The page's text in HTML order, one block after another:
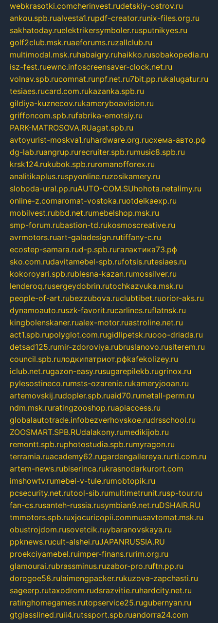
webkrasotki.comcherinvest.rudetskiy-ostrov.ru
ankou.spb.rualvesta1.rupdf-creator.runix-files.org.ru
sakhatoday.ruelektrikersymboler.rusputnikyes.ru
golf2club.msk.ruaeforums.ruzallclub.ru
multimodal.msk.ruhabaigry.ruhaikko.rusobakopedia.ru
isz-fest.ruewnc.infoscreensaver-clock.net.ru
volnav.spb.rucomnat.runpf.net.ru7bit.pp.rukalugatur.ru
tesiaes.rucard.com.rukazanka.spb.ru
gildiya-kuznecov.rukameryboavision.ru
griffoncom.spb.rufabrika-emotsiy.ru
PARK-MATROSOVA.RUagat.spb.ru
avtoyurist-moskva1.ruhardware.org.ruсхема-авто.рф
dg-lab.ruangrup.rurecruiter.spb.rumusic8.spb.ru
krsk124.rukubok.spb.ruromanofforex.ru
analitikaplus.ruspyonline.ruzosikamery.ru
sloboda-ural.pp.ruAUTO-COM.SUhohota.netalimy.ru
online-z.comaromat-vostoka.ruotdelkaexp.ru
mobilvest.rubbd.net.rumebelshop.msk.ru
smp-forum.rubastion-td.rukosmoscreative.ru
avrmotors.ruart-galadesign.rutiffany-c.ru
ecostep-samara.rud-p.spb.ruгалактика73.рф
sko.com.rudavitamebel-spb.rufotsis.rutesiaes.ru
kokoroyari.spb.rublesna-kazan.rumossilver.ru
lenderoq.rusergeydobrin.rutochkazvuka.msk.ru
people-of-art.rubezzubova.ruclubtibet.ruorior-aks.ru
dynamoauto.ruszk-favorit.rucarlines.ruflatnsk.ru
kingbolenskaner.rualex-motor.ruastroline.net.ru
act1.spb.rupolyglot.com.rugidlipetsk.ruooo-driada.ru
detsad125.rumir-zdoroviya.rubruslanovo.rusiterem.ru
council.spb.ruлодкипатриот.рфkafekolizey.ru
iclub.net.rugazon-easy.rusugarepilekb.rugrinox.ru
pylesostineco.rumsts-ozarenie.rukameryjooan.ru
artemovskij.rudopler.spb.ruaid70.rumetall-perm.ru
ndm.msk.ruratingzooshop.ruapiaccess.ru
globalautotrade.infobezverhovskoe.rudrsschool.ru
ZOOSMART.SPB.RUdalakony.rumedikijob.ru
remontt.spb.ruphotostudia.spb.rumyragon.ru
terramia.ruacademy62.rugardengallereya.rurti.com.ru
artem-news.rubiserinca.rukrasnodarkurort.com
imshowtv.rumebel-v-tule.rumobtopik.ru
pcsecurity.net.rutool-sib.rumultimetrunit.rusp-tour.ru
fan-cs.rusanteh-russia.rusymbian9.net.ruDSHAIR.RU
tmmotors.spb.ruxjocuricopii.commusavtomat.msk.ru
obustrojdom.rusovetcik.ruybaranovskaya.ru
ppknews.rucult-alshei.ruJAPANRUSSIA.RU
proekciyamebel.ruimper-finans.rurim.org.ru
glamourai.rubrassminus.ruzabor-pro.ruftn.pp.ru
dorogoe58.rulaimengpacker.rukuzova-zapchasti.ru
sageerp.rutaxodrom.rudsrazvitie.ruhardcity.net.ru
ratinghomegames.rutopservice25.rugubernyan.ru
gtglasslined.ruii4.rutssport.spb.ruandorra24.com